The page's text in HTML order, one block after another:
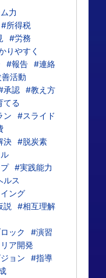
力
#所得税
#労務
りやすく
#報告 #連絡
活動
承認 #教え方
てる
ン
#スライド
決 #脱炭素
#実践能力
ルス
ング
説
#相互理解
ック
#演習
ア開発
ョン
#指導